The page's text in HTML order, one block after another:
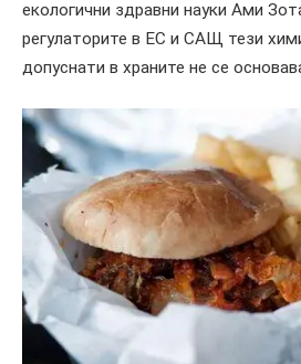
екологични здравни науки Ами
регулаторите в ЕС и САЩ тези
допуснати в храните не се